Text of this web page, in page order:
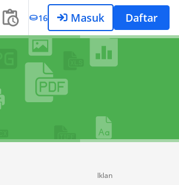
16 Masuk Daftar
Iklan